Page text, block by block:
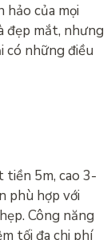
của mọi
đẹp mắt, nhưng
có những điều
tiền 5m, cao 3-
phù hợp với
Công năng
tối đa chi phí